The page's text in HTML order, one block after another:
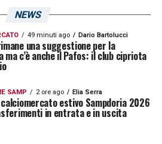
NEWS
49 minuti ago Dario Bartolucci
una suggestione per la
ma c’è anche il Pafos: il club cipriota
SAMP 2 ore ago Elia Serra
calciomercato estivo Sampdoria 2026
in entrata e in uscita